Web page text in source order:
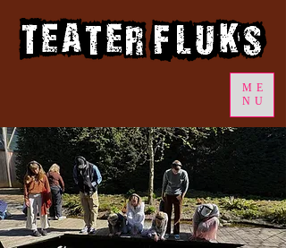
ME
NU